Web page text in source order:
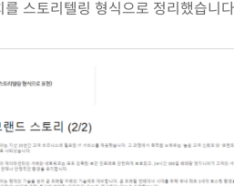
스토리텔링 형식으로 정리했습니